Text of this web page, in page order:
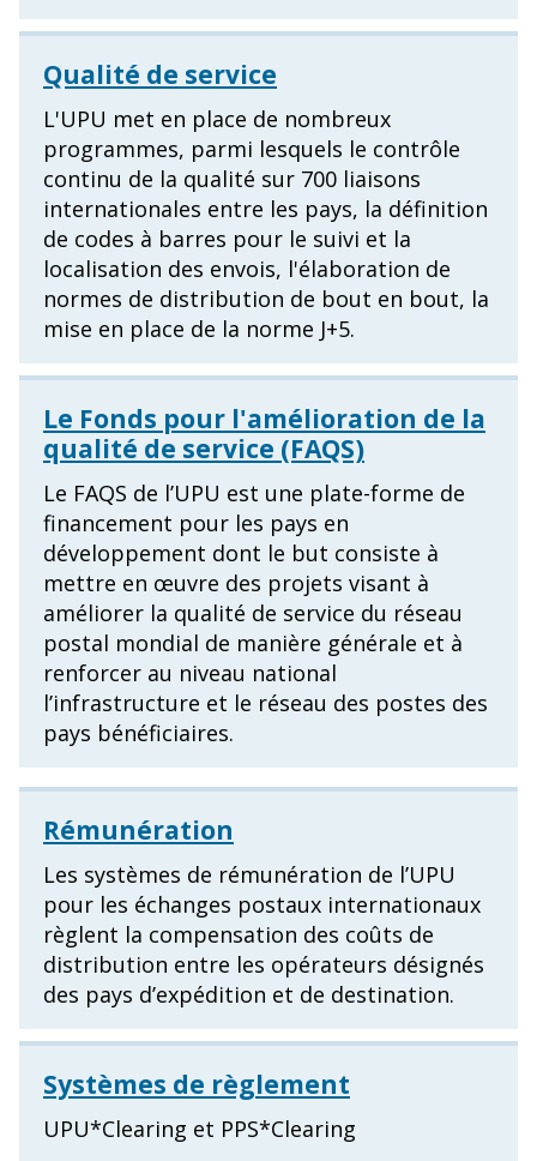
Qualité de service
L'UPU met en place de nombreux
programmes, parmi lesquels le contrôle
continu de la qualité sur 700 liaisons
internationales entre les pays, la définition
de codes à barres pour le suivi et la
localisation des envois, l'élaboration de
normes de distribution de bout en bout, la
mise en place de la norme J+5.
Le Fonds pour l'amélioration de la
qualité de service (FAQS)
Le FAQS de l’UPU est une plate-forme de
financement pour les pays en
développement dont le but consiste à
mettre en œuvre des projets visant à
améliorer la qualité de service du réseau
postal mondial de manière générale et à
renforcer au niveau national
l’infrastructure et le réseau des postes des
pays bénéficiaires.
Rémunération
Les systèmes de rémunération de l’UPU
pour les échanges postaux internationaux
règlent la compensation des coûts de
distribution entre les opérateurs désignés
des pays d’expédition et de destination.
Systèmes de règlement
UPU*Clearing et PPS*Clearing